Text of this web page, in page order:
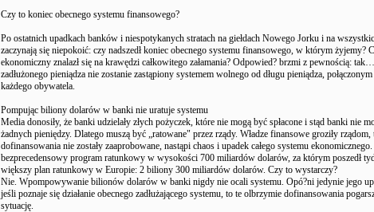
Czy to koniec obecnego systemu finansowego?
Po ostatnich upadkach banków i niespotykanych stratach na giełdach Nowego Jorku i na
zaczynają się niepokoić: czy nadszedł koniec obecnego systemu finansowego, w którym żyjemy?
ekonomiczny znalazł się na krawędzi całkowitego załamania? Odpowied? brzmi z pewnością:
zadłużonego pieniądza nie zostanie zastąpiony systemem wolnego od długu pieniądza,
każdego obywatela.
Pompując biliony dolarów w banki nie uratuje systemu
Media donosiły, że banki udzielały złych pożyczek, które nie mogą być spłacone i stąd banki nie
żadnych pieniędzy. Dlatego muszą być „ratowane" przez rządy. Władze finansowe groziły
dofinansowania nie zostały zaaprobowane, nastąpi chaos i upadek całego systemu
bezprecedensowy program ratunkowy w wysokości 700 miliardów dolarów, za którym poszedł
większy plan ratunkowy w Europie: 2 biliony 300 miliardów dolarów. Czy to wystarczy?
Nie. Wpompowywanie bilionów dolarów w banki nigdy nie ocali systemu. Opó?ni jedynie jego
jeśli poznaje się działanie obecnego zadłużającego systemu, to te olbrzymie dofinansowania
sytuację.